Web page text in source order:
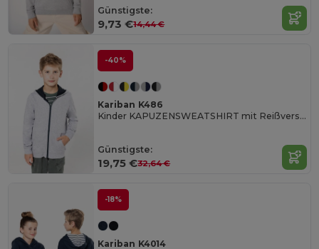
Günstigste:
9,73 €14,44 €
-40%
Kariban K486
Kinder KAPUZENSWEATSHIRT mit Reißverschluss
Günstigste:
19,75 €32,64 €
-18%
Kariban K4014